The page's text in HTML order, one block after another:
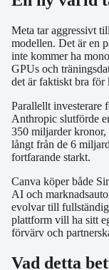
Meta tar aggressivt
modellen. Det är en
inte kommer ha
GPUs och
det är faktiskt bra för
Parallellt investerare
Anthropic slutförde
350 miljarder
långt från de 6
fortfarande starkt.
Canva köper både
AI och
evolvar till
plattform vill ha sitt
förvärv och
Vad detta